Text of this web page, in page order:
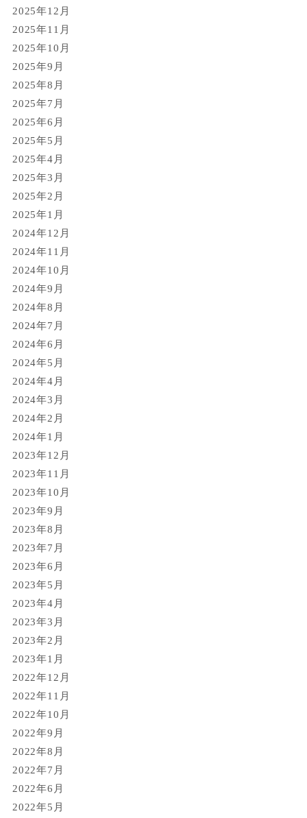
2025年12月
2025年11月
2025年10月
2025年9月
2025年8月
2025年7月
2025年6月
2025年5月
2025年4月
2025年3月
2025年2月
2025年1月
2024年12月
2024年11月
2024年10月
2024年9月
2024年8月
2024年7月
2024年6月
2024年5月
2024年4月
2024年3月
2024年2月
2024年1月
2023年12月
2023年11月
2023年10月
2023年9月
2023年8月
2023年7月
2023年6月
2023年5月
2023年4月
2023年3月
2023年2月
2023年1月
2022年12月
2022年11月
2022年10月
2022年9月
2022年8月
2022年7月
2022年6月
2022年5月